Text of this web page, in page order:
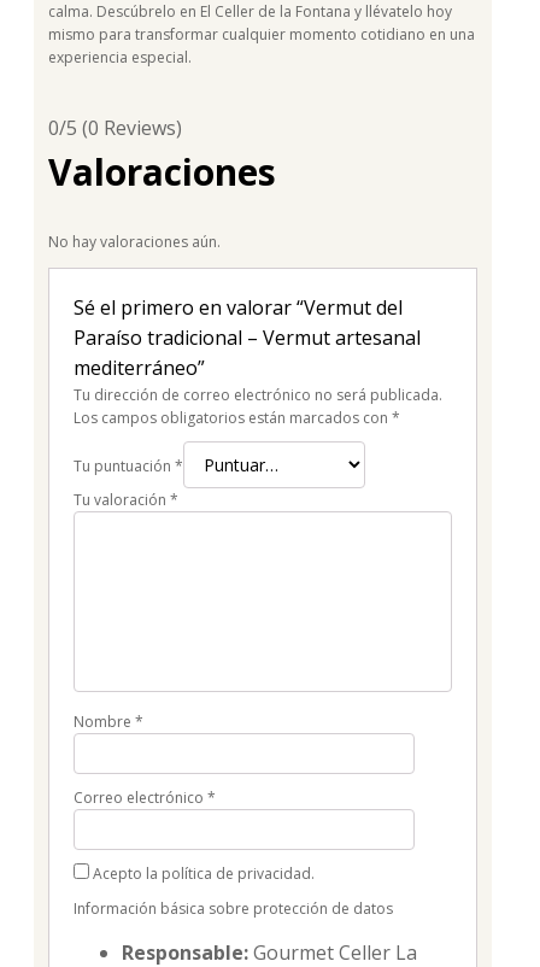
calma. Descúbrelo en El Celler de la Fontana y llévatelo hoy
mismo para transformar cualquier momento cotidiano en una
experiencia especial.
0/5 (0 Reviews)
Valoraciones
No hay valoraciones aún.
Sé el primero en valorar “Vermut del
Paraíso tradicional – Vermut artesanal
mediterráneo”
Tu dirección de correo electrónico no será publicada.
Los campos obligatorios están marcados con *
Tu puntuación *
Tu valoración *
Nombre *
Correo electrónico *
Acepto la política de privacidad.
Información básica sobre protección de datos
Responsable:Gourmet Celler La